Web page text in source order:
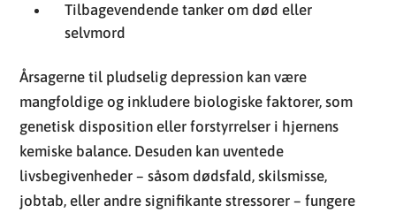
Tilbagevendende tanker om død eller
selvmord
Årsagerne til pludselig depression kan være
mangfoldige og inkludere biologiske faktorer, som
genetisk disposition eller forstyrrelser i hjernens
kemiske balance. Desuden kan uventede
livsbegivenheder – såsom dødsfald, skilsmisse,
jobtab, eller andre signifikante stressorer – fungere